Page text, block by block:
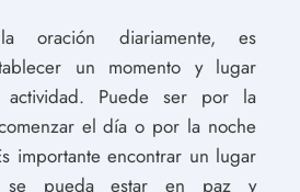
oración diariamente, es
un momento y lugar
Puede ser por la
el día o por la noche
importante encontrar un lugar
se pueda estar en paz y